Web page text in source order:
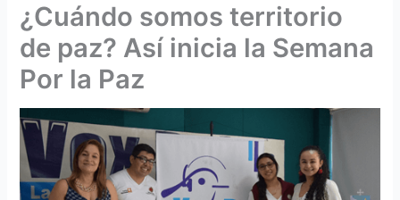
¿Cuándo somos territorio
de paz? Así inicia la Semana
Por la Paz